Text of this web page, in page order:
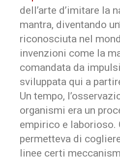
dell’arte d’imitare la
mantra, diventando
riconosciuta nel
invenzioni come la
comandata da
sviluppata qui a
Un tempo,
organismi era un
empirico e laborioso.
permetteva di
linee certi